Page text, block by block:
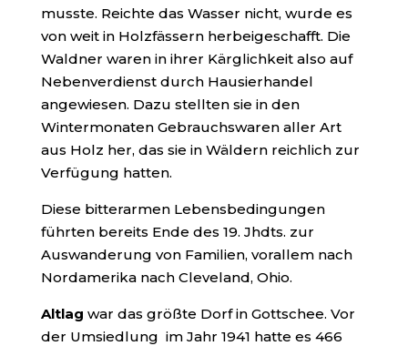
musste. Reichte das Wasser nicht, wurde es
von weit in Holzfässern herbeigeschafft. Die
Waldner waren in ihrer Kärglichkeit also auf
Nebenverdienst durch Hausier­handel
angewiesen. Dazu stellten sie in den
Wintermonaten Gebrauchswaren aller Art
aus Holz her, das sie in Wäldern reichlich zur
Verfügung hatten.
Diese bitterarmen Lebensbedingungen
führten bereits Ende des 19. Jhdts. zur
Auswanderung von Familien, vorallem nach
Nordamerika nach Cleveland, Ohio.
Altlag war das größte Dorf in Gottschee. Vor
der Umsiedlung im Jahr 1941 hatte es 466